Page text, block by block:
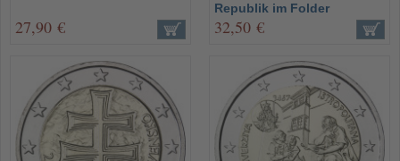
27,90 €
Republik im Folder
32,50 €